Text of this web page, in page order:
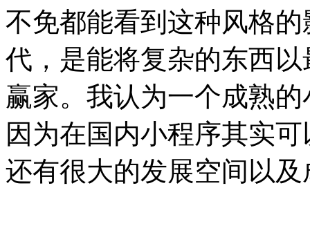
不免都能看到这种风格
代，是能将复杂的东西
赢家。我认为一个成熟
因为在国内小程序其实
还有很大的发展空间以